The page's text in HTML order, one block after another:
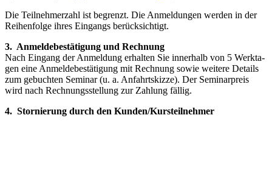
Die Teilnehmerzahl ist begrenzt. Die Anmeldungen werden in der
Rei­henfolge ihres Eingangs berücksichtigt.
3. Anmeldebestätigung und Rechnung
Nach Eingang der Anmeldung erhalten Sie innerhalb von 5 Werkta­
gen eine Anmeldebestätigung mit Rechnung sowie weitere Details
zum gebuchten Seminar (u. a. Anfahrtskizze). Der Seminarpreis
wird nach Rechnungsstellung zur Zahlung fällig.
4. Stornierung durch den Kunden/Kursteilnehmer